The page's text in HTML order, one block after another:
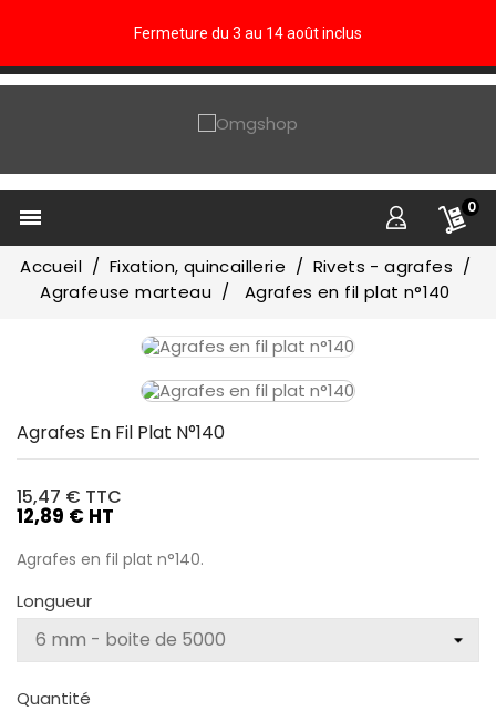
Fermeture du 3 au 14 août inclus
 0
Accueil Fixation, quincaillerie
Rivets - agrafes
Agrafeuse marteau
Agrafes en fil plat n°140
Agrafes En Fil Plat N°140
15,47 € TTC
12,89 € HT
Agrafes en fil plat n°140.
Longueur
Quantité